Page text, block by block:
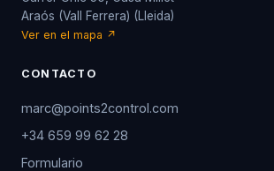
Araós (Vall Ferrera) (Lleida)
Ver en el mapa ↗
CONTACTO
marc@points2control.com
+34 659 99 62 28
Formulario